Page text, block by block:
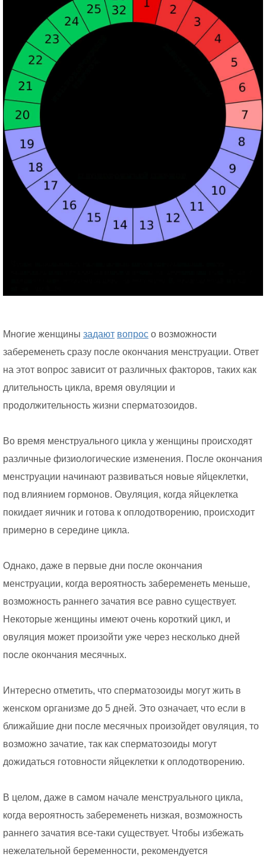
Многие женщины задают вопрос о возможности
забеременеть сразу после окончания менструации. Ответ
на этот вопрос зависит от различных факторов, таких как
длительность цикла, время овуляции и
продолжительность жизни сперматозоидов.
Во время менструального цикла у женщины происходят
различные физиологические изменения. После окончания
менструации начинают развиваться новые яйцеклетки,
под влиянием гормонов. Овуляция, когда яйцеклетка
покидает яичник и готова к оплодотворению, происходит
примерно в середине цикла.
Однако, даже в первые дни после окончания
менструации, когда вероятность забеременеть меньше,
возможность раннего зачатия все равно существует.
Некоторые женщины имеют очень короткий цикл, и
овуляция может произойти уже через несколько дней
после окончания месячных.
Интересно отметить, что сперматозоиды могут жить в
женском организме до 5 дней. Это означает, что если в
ближайшие дни после месячных произойдет овуляция, то
возможно зачатие, так как сперматозоиды могут
дожидаться готовности яйцеклетки к оплодотворению.
В целом, даже в самом начале менструального цикла,
когда вероятность забеременеть низкая, возможность
раннего зачатия все-таки существует. Чтобы избежать
нежелательной беременности, рекомендуется